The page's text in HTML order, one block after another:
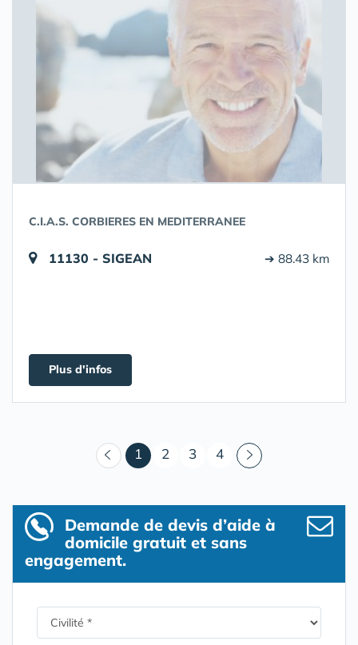
C.I.A.S. CORBIERES EN MEDITERRANEE
11130 - SIGEAN ➔ 88.43 km
Plus d'infos
1 (courant)
2 3 4
Demande de devis d’aide à
domicile gratuit et sans
engagement.